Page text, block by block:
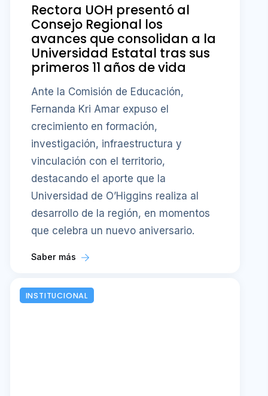
Rectora UOH presentó al
Consejo Regional los
avances que consolidan a la
Universidad Estatal tras sus
primeros 11 años de vida
Ante la Comisión de Educación,
Fernanda Kri Amar expuso el
crecimiento en formación,
investigación, infraestructura y
vinculación con el territorio,
destacando el aporte que la
Universidad de O’Higgins realiza al
desarrollo de la región, en momentos
que celebra un nuevo aniversario.
Saber más
INSTITUCIONAL